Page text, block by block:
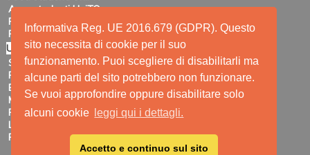
Informativa Reg. UE 2016.679 (GDPR). Questo
sito necessita di cookie per il suo
funzionamento. Puoi scegliere di disabilitarli ma
alcune parti del sito potrebbero non funzionare.
Se vuoi approfondire oppure disabilitare solo
alcuni cookie
leggi qui i dettagli.
Accetto e continuo sul sito
Area studenti UniTO
Recensioni di eventi
Pubblicazioni e ricerca
Utility
Siti amici
Ricerca
Elenco feed
Mappa del sito
Registrazione
Login
Privacy